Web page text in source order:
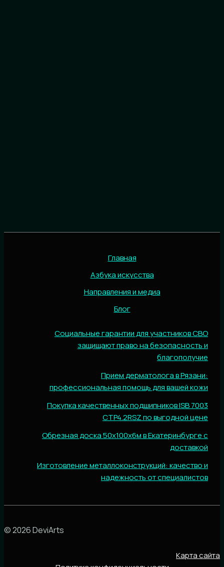
Главная
Азбука искусства
Направления и медиа
Блог
Социальные гарантии для участников СВО
защищают право на безопасность и
благополучие
Прием дерматолога в Рязани:
профессиональная помощь для вашей кожи
Покупка качественных подшипников ISB 7003
CTP4.2RSZ по выгодной цене
Обрезная доска 50х100х6м в Екатеринбурге с
доставкой
Изготовление металлоконструкций: качество и
надежность от специалистов
© 2026 DeviArts
Карта сайта